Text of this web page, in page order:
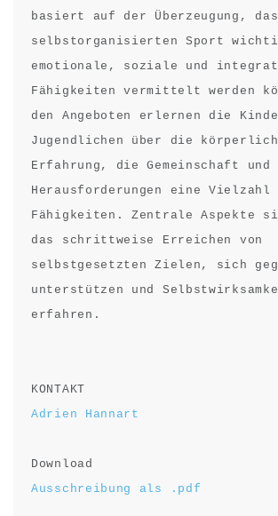
basiert auf der Überzeugung,
selbstorganisierten Sport
emotionale, soziale und
Fähigkeiten vermittelt werden
den Angeboten erlernen die
Jugendlichen über die
Erfahrung, die Gemeinschaft und
Herausforderungen eine Vielzahl
Fähigkeiten. Zentrale Aspekte
das schrittweise Erreichen von
selbstgesetzten Zielen, sich
unterstützen und
erfahren.
Adrien Hannart
Ausschreibung als .pdf